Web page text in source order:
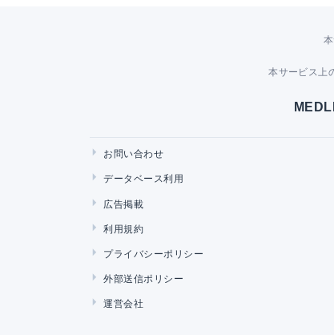
本サービス上
お問い合わせ
データベース利用
広告掲載
利用規約
プライバシーポリシー
外部送信ポリシー
運営会社